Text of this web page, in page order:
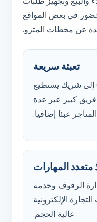
حضور في بعض المواقع
عن محطات المترو.
تعبئة سريعة
احتاجت Grandiose إلى شريك يستطيع
كبير عبر عدة
عبئا إضافيا.
متعدد المهارات
الرفوف وخدمة
الإلكترونية
عالية الحجم.